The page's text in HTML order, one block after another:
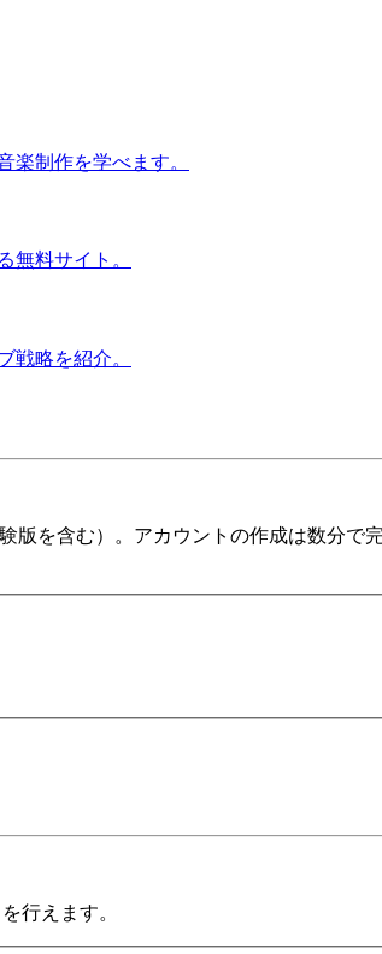
楽制作を学べます。
無料サイト。
戦略を紹介。
版を含む）。アカウントの作成は数分
行えます。